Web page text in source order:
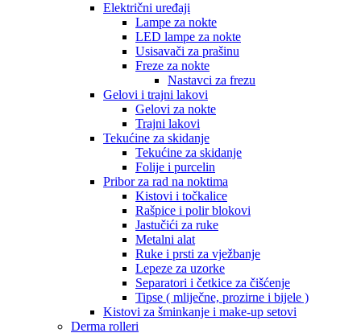
Električni uređaji
Lampe za nokte
LED lampe za nokte
Usisavači za prašinu
Freze za nokte
Nastavci za frezu
Gelovi i trajni lakovi
Gelovi za nokte
Trajni lakovi
Tekućine za skidanje
Tekućine za skidanje
Folije i purcelin
Pribor za rad na noktima
Kistovi i točkalice
Rašpice i polir blokovi
Jastučići za ruke
Metalni alat
Ruke i prsti za vježbanje
Lepeze za uzorke
Separatori i četkice za čišćenje
Tipse ( mliječne, prozirne i bijele )
Kistovi za šminkanje i make-up setovi
Derma rolleri